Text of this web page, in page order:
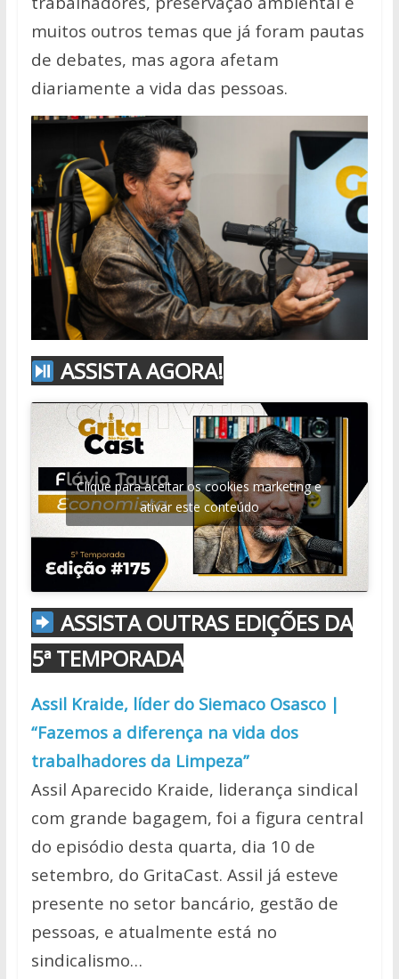
muitos outros temas que já foram pautas
de debates, mas agora afetam
diariamente a vida das pessoas.
ASSISTA AGORA!
Clique para aceitar os cookies marketing e
ativar este conteúdo
ASSISTA OUTRAS EDIÇÕES DA
5ª TEMPORADA
Assil Kraide, líder do Siemaco Osasco |
“Fazemos a diferença na vida dos
trabalhadores da Limpeza”
Assil Aparecido Kraide, liderança sindical
com grande bagagem, foi a figura central
do episódio desta quarta, dia 10 de
setembro, do GritaCast. Assil já esteve
presente no setor bancário, gestão de
pessoas, e atualmente está no
sindicalismo…